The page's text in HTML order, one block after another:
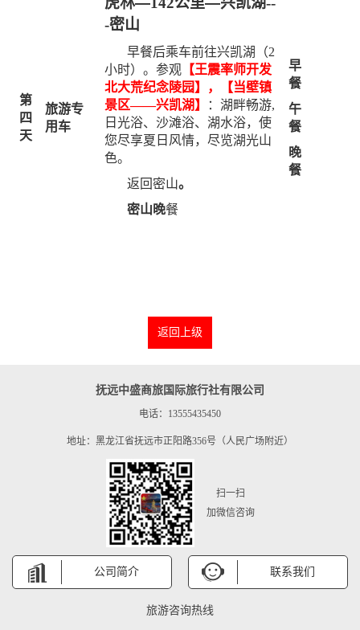
第
四
天
旅游专
用车
-密山
早餐后乘车前往兴凯湖（2
小时）。参观 【王震率师开发
北大荒纪念陵园】，【当壁镇
景区——兴凯湖】 ：湖畔畅游,
日光浴、沙滩浴、湖水浴，使
您尽享夏日风情，尽览湖光山
色。
返回密山。
密山晚餐
早
餐
午
餐
晚
餐
返回上级
抚远中盛商旅国际旅行社有限公司
电话：13555435450
地址：黑龙江省抚远市正阳路356号（人民广场附近）
扫一扫
加微信咨询
公司简介 联系我们
旅游咨询热线